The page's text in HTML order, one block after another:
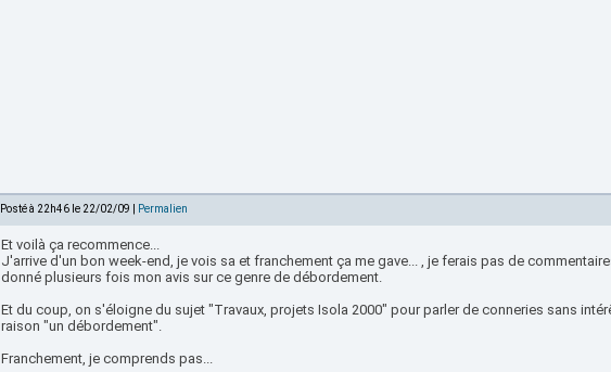
Posté à 22h46 le 22/02/09 | Permalien
Et voilà ça recommence...
J'arrive d'un bon week-end, je vois sa et franchement ça me gave... , je ferais pas de
donné plusieurs fois mon avis sur ce genre de débordement.
Et du coup, on s'éloigne du sujet "Travaux, projets Isola 2000" pour parler de conneries sans
raison "un débordement".
Franchement, je comprends pas...